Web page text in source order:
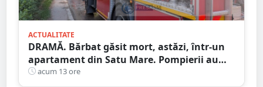
ACTUALITATE
DRAMĂ. Bărbat găsit mort, astăzi, într-un
apartament din Satu Mare. Pompierii au
spart ușa
acum 13 ore